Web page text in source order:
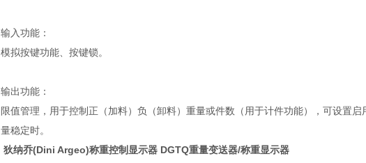
输入功能：
模拟按键功能、按键锁。
输出功能：
限值管理，用于控制正（加料）负（卸料）重量或件数（用于计件功能），可设置
量稳定时。
狄纳乔(Dini Argeo)称重控制显示器 DGTQ重量变送器/称重显示器